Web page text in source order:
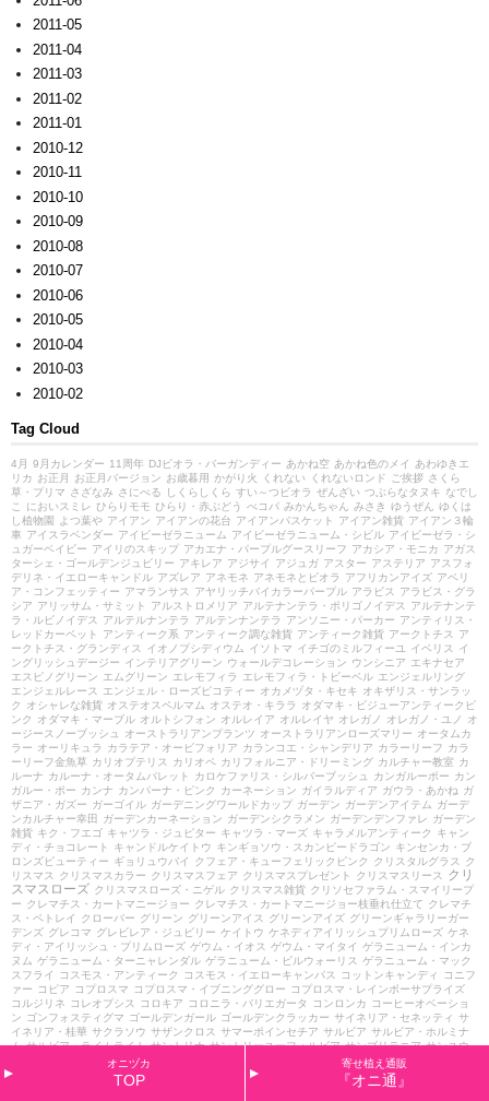
2011-05
2011-04
2011-03
2011-02
2011-01
2010-12
2010-11
2010-10
2010-09
2010-08
2010-07
2010-06
2010-05
2010-04
2010-03
2010-02
Tag Cloud
4月 9月カレンダー 11周年 DJビオラ・バーガンディー あかね空 あかね色のメイ
あわゆきエ
リカ お正月 お正月バージョン お歳暮用 かがり火 くれない くれないロンド ご挨拶 さくら
草・プリマ さざなみ さにべる しくらしくら すい～つビオラ ぜんざい つぶらなタヌキ なでし
こ
においスミレ ひらりモモ ひらり・赤ぶどう べコパ みかんちゃん みさき ゆうぜん
ゆくは
し植物園
よつ葉や アイアン アイアンの花台 アイアンバスケット アイアン雑貨 アイアン３輪
車 アイスラベンダー アイビーゼラニューム アイビーゼラニューム・シビル アイビーゼラ・シ
ュガーベイビー アイリのスキップ アカエナ・パープルグースリーフ アカシア・モニカ アガス
ターシェ・ゴールデンジュビリー アキレア アジサイ アジュガ アスター アステリア アスフォ
デリネ・イエローキャンドル アズレア アネモネ アネモネとビオラ アフリカンアイズ アベリ
ア・コンフェッティー アマランサス アヤリッチバイカラーパープル アラビス
アラビス・グラ
シア アリッサム・サミット アルストロメリア アルテナンテラ・ポリゴノイデス
アルテナンテ
ラ・ルビノイデス
アルテルナンテラ アルテンナンテラ アンソニー・パーカー アンティリス・
レッドカーペット
アンティーク系 アンティーク調な雑貨 アンティーク雑貨 アークトチス
ア
ークトチス・グランディス
イオノプシディウム イソトマ イチゴのミルフィーユ イベリス
イ
ングリッシュデージー インテリアグリーン ウォールデコレーション ウンシニア エキナセア
エスピノグリーン エムグリーン エレモフィラ エレモフィラ・トビーベル エンジェルリング
エンジェルレース
エンジェル・ローズピコティー オカメヅタ・キセキ オキザリス・サンラッ
ク
オシャレな雑貨 オステオスペルマム オステオ・キララ
オダマキ・ビジューアンティークピ
ンク
オダマキ・マーブル オルトシフォン オルレイア オルレイヤ オレガノ オレガノ・ユノ
オ
ージースノーブッシュ
オーストラリアンプランツ オーストラリアンローズマリー オータムカ
ラー オーリキュラ カラテア・オービフォリア カランコエ・シャンデリア カラーリーフ カラ
ーリーフ金魚草 カリオプテリス カリオペ カリフォルニア・ドリーミング カルチャー教室 カ
ルーナ カルーナ・オータムパレット カロケファリス・シルバーブッシュ カンガルーポー カン
ガルー・ポー カンナ カンパーナ・ピンク カーネーション ガイラルディア ガウラ・あかね ガ
ザニア・ガズー ガーゴイル ガーデニングワールドカップ ガーデン ガーデンアイテム ガーデ
ンカルチャー幸田
ガーデンカーネーション ガーデンシクラメン ガーデンデンファレ ガーデン
雑貨 キク・フエゴ キャツラ・ジュピター キャツラ・マーズ キャラメルアンティーク
キャン
ディ・チョコレート
キャンドルケイトウ キンギョソウ・スカンピードラゴン キンセンカ・ブ
ロンズビューティー ギョリュウバイ クフェア・キューフェリックピンク クリスタルグラス
ク
リスマス
クリスマスカラー クリスマスフェア クリスマスプレゼント クリスマスリース
クリ
スマスローズ クリスマスローズ・ニゲル クリスマス雑貨 クリソセファラム・スマイリープ
ー クレマチス・カートマニージョー クレマチス・カートマニージョー枝垂れ仕立て クレマチ
ス・ペトレイ
クローバー グリーン グリーンアイス グリーンアイズ グリーンギャラリーガー
デンズ グレコマ グレビレア・ジュビリー ケイトウ ケネディアイリッシュプリムローズ ケネ
ディ・アイリッシュ・プリムローズ ゲウム・イオス ゲウム・マイタイ ゲラニューム・インカ
ヌム ゲラニューム・ターニャレンダル ゲラニューム・ビルウォーリス ゲラニューム・マック
スフライ
コスモス・アンティーク コスモス・イエローキャンパス コットンキャンディ
コニフ
ァー
コピア コプロスマ コプロスマ・イブニンググロー
コプロスマ・レインボーサプライズ
コルジリネ
コレオプシス コロキア コロニラ・バリエガータ コンロンカ
コーヒーオベーショ
ン ゴンフォスティグマ ゴールデンガール ゴールデンクラッカー サイネリア・セネッティ サ
イネリア・桂華 サクラソウ サザンクロス サマーポインセチア サルビア サルビア・ホルミナ
ム サルビア・ライムライト サントリナ サントリーユーフォルビア サンブリテニア サンユウ
シェリー シェルフ シクラメンリーフビオラ シクラメン・オリガミ
クラメン・セレナーディア
シクラメン・ビクトリア シクラメン・プチティアラ
シッサスシュガーバイン シラサギカヤツリ
オニヅカ
TOP
寄せ植え通販
『オニ通』